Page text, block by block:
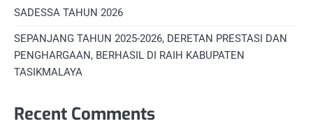
SADESSA TAHUN 2026
SEPANJANG TAHUN 2025-2026, DERETAN PRESTASI DAN
PENGHARGAAN, BERHASIL DI RAIH KABUPATEN
TASIKMALAYA
Recent Comments